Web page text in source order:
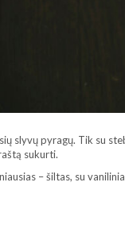
slyvų pyragų. Tik su
sukurti.
– šiltas, su